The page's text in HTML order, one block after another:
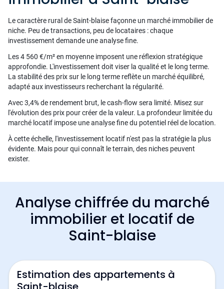
Le caractère rural de Saint-blaise façonne un marché immobilier de
niche. Peu de transactions, peu de locataires : chaque
investissement demande une analyse fine.
Les 4 560 €/m² en moyenne imposent une réflexion stratégique
approfondie. L'investissement doit viser la qualité et le long terme.
La stabilité des prix sur le long terme reflète un marché équilibré,
adapté aux investisseurs recherchant la régularité.
Avec 3,4% de rendement brut, le cash-flow sera limité. Misez sur
l'évolution des prix pour créer de la valeur. La profondeur limitée du
marché locatif impose une analyse fine du potentiel réel de location.
À cette échelle, l'investissement locatif n'est pas la stratégie la plus
évidente. Mais pour qui connaît le terrain, des niches peuvent
exister.
Analyse chiffrée du marché
immobilier et locatif de
Saint-blaise
Estimation des appartements à